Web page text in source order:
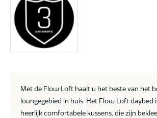
Met de Flow Loft haalt u het beste van het
loungegebied in huis. Het Flow Loft daybed
heerlijk comfortabele kussens, die zijn